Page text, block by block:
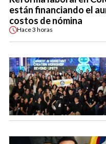
están financiando el
costos de nómina
Hace3 horas